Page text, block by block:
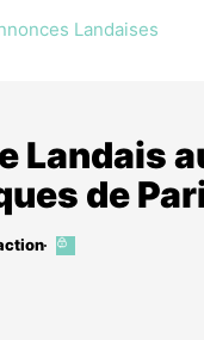
Landais
de
Cet